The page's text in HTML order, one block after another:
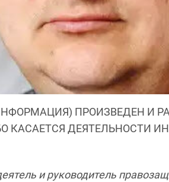
ПРОИЗВЕДЕН И
КАСАЕТСЯ ДЕЯТЕЛЬНОСТИ
и руководитель